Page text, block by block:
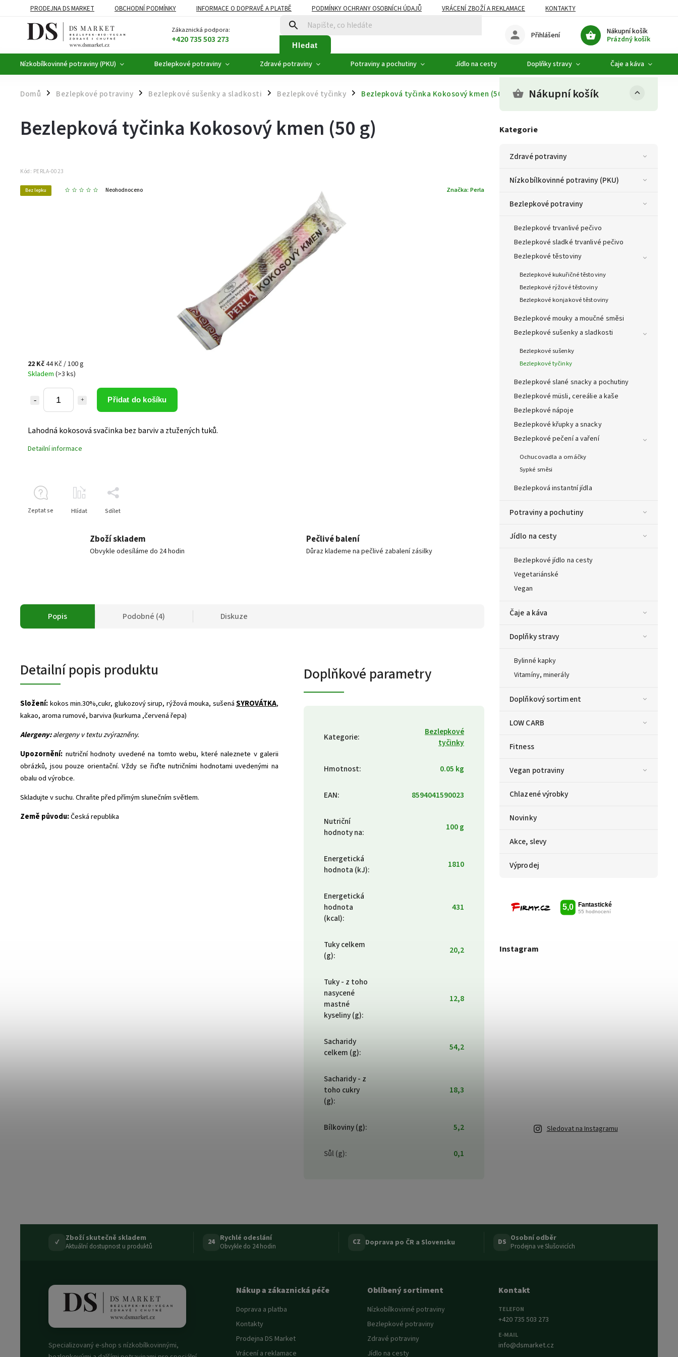
PRODEJNA DS MARKET OBCHODNÍ PODMÍNKY INFORMACE O DOPRAVĚ A PLATBĚ PODMÍNKY OCHRANY OSOBNÍCH ÚDAJŮ VRÁCENÍ ZBOŽÍ A REKLAMACE
KONTAKTY
BEZLEPKOVÉ POTRAVINY
ZDRAVÉ POTRAVINY NOVINKY AKCE, SLEVY
Zákaznická podpora:
+420 735 503 273 Hledat
Nákupní košík
Prázdný košík
Přihlášení
Nízkobílkovinné potraviny (PKU) Bezlepkové potraviny Zdravé potraviny Potraviny a pochutiny Jídlo na cesty Doplňky stravy Čaje a káva
Domů / Bezlepkové potraviny / Bezlepkové sušenky a sladkosti / Bezlepkové tyčinky / Bezlepková tyčinka Kokosový kmen (50 g) Nákupní košík
Kategorie
Zdravé potraviny
Nízkobílkovinné potraviny (PKU)
Bezlepkové potraviny
Bezlepkové trvanlivé pečivo
Bezlepkové sladké trvanlivé pečivo
Bezlepkové těstoviny
Bezlepkové kukuřičné těstoviny
Bezlepkové rýžové těstoviny
Bezlepkové konjakové těstoviny
Bezlepkové mouky a moučné směsi
Bezlepkové sušenky a sladkosti
Bezlepkové sušenky
Bezlepkové tyčinky
Bezlepkové slané snacky a pochutiny
Bezlepkové müsli, cereálie a kaše
Bezlepkové nápoje
Bezlepkové křupky a snacky
Bezlepkové pečení a vaření
Ochucovadla a omáčky
Sypké směsi
Bezlepková instantní jídla
Potraviny a pochutiny
Jídlo na cesty
Bezlepkové jídlo na cesty
Vegetariánské
Vegan
Čaje a káva
Doplňky stravy
Bylinné kapky
Vitamíny, minerály
Doplňkový sortiment
LOW CARB
Fitness
Vegan potraviny
Chlazené výrobky
Novinky
Akce, slevy
Výprodej
Instagram
Sledovat na Instagramu
Bezlepková tyčinka Kokosový kmen (50 g)
Kód: PERLA-0023
Bez lepku Neohodnoceno Značka: Perla
22 Kč44 Kč / 100 g
Skladem (>3 ks)
Přidat do košíku
Lahodná kokosová svačinka bez barviv a ztužených tuků.
Detailní informace
Zeptat se Hlídat Sdílet
Zboží skladem
Obvykle odesíláme do 24 hodin
Pečlivé balení
Důraz klademe na pečlivé zabalení zásilky
Popis Podobné (4) Diskuze
Detailní popis produktu
Složení:kokos min.30%,cukr, glukozový sirup, rýžová mouka, sušenáSYROVÁTKA,
kakao, aroma rumové, barviva (kurkuma ,červená řepa)
Alergeny:alergeny v textu zvýrazněny.
Upozornění: nutriční hodnoty uvedené na tomto webu, které naleznete v galerii
obrázků, jsou pouze orientační. Vždy se řiďte nutričními hodnotami uvedenými na
obalu od výrobce.
Skladujte v suchu. Chraňte před přímým slunečním světlem.
Země původu:Česká republika
Doplňkové parametry
Kategorie:
Bezlepkové
tyčinky
Hmotnost: 0.05 kg
EAN: 8594041590023
Nutriční
hodnoty na: 100 g
Energetická
hodnota (kJ): 1810
Energetická
hodnota
(kcal):
431
Tuky celkem
(g): 20,2
Tuky - z toho
nasycené
mastné
kyseliny (g):
12,8
Sacharidy
celkem (g): 54,2
Sacharidy - z
toho cukry
(g):
18,3
Bílkoviny (g): 5,2
Sůl (g): 0,1
✓ Zboží skutečně skladem
Aktuální dostupnost u produktů 24 Rychlé odeslání
Obvykle do 24 hodin CZ Doprava po ČR a Slovensku DS Osobní odběr
Prodejna ve Slušovicích
Specializovaný e-shop s nízkobílkovinnými,
Nákup a zákaznická péče
Doprava a platba
Kontakty
Prodejna DS Market
Vrácení a reklamace
Oblíbený sortiment
Nízkobílkovinné potraviny
Bezlepkové potraviny
Zdravé potraviny
Jídlo na cesty
Kontakt
TELEFON
+420 735 503 273
E-MAIL
info@dsmarket.cz